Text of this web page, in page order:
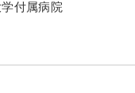
付属病院